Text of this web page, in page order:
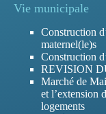
Vie municipale
Construction
maternel(le)s
Construction
REVISION
Marché de
et l’extension
logements